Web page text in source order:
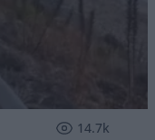
14.7k